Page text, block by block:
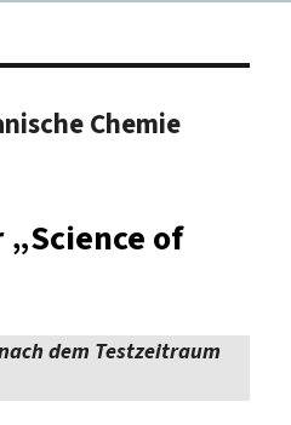
Chemie
of
dem Testzeitraum